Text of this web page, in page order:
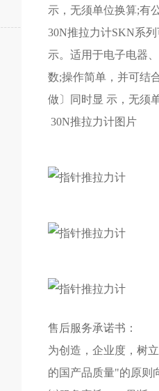
示，无须单位换算;有
30N推拉力计SKN系
示。适用于电子电器
数;操作简单，并可结
做〕同时显 示，无须
30N推拉力计图片
售后服务承诺书：
为创造，企业度，树
的国产品质量"的原则